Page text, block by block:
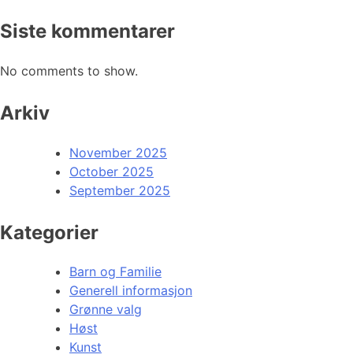
Siste kommentarer
No comments to show.
Arkiv
November 2025
October 2025
September 2025
Kategorier
Barn og Familie
Generell informasjon
Grønne valg
Høst
Kunst